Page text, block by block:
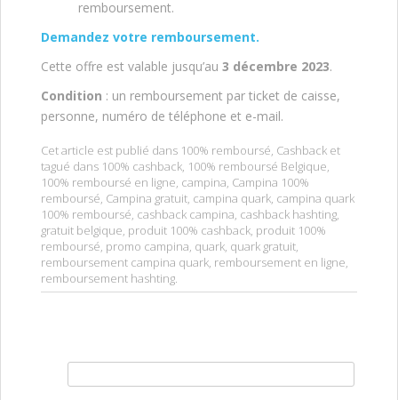
remboursement.
Demandez votre remboursement.
Cette offre est valable jusqu’au 3 décembre 2023.
Condition : un remboursement par ticket de caisse,
personne, numéro de téléphone et e-mail.
Cet article est publié dans 100% remboursé, Cashback et
tagué dans 100% cashback, 100% remboursé Belgique,
100% remboursé en ligne, campina, Campina 100%
remboursé, Campina gratuit, campina quark, campina quark
100% remboursé, cashback campina, cashback hashting,
gratuit belgique, produit 100% cashback, produit 100%
remboursé, promo campina, quark, quark gratuit,
remboursement campina quark, remboursement en ligne,
remboursement hashting.